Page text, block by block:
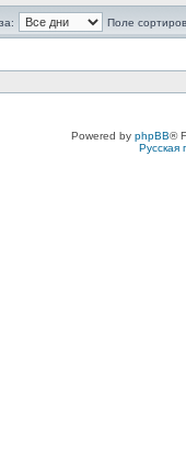
Поле
Powered by phpBB®
Русская